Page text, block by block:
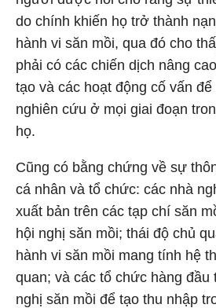
do chính khiến họ trở thành
hành vi săn mồi, qua đó cho
phải có các chiến dịch nâng
tạo và các hoạt động cố vấn
nghiên cứu ở mọi giai đoạn
họ.
Cũng có bằng chứng về sự
cá nhân và tổ chức: các nhà
xuất bản trên các tạp chí săn
hội nghị săn mồi; thái độ chủ
hành vi săn mồi mang tính hệ
quan; và các tổ chức hàng đầu
nghị săn mồi để tạo thu nhập